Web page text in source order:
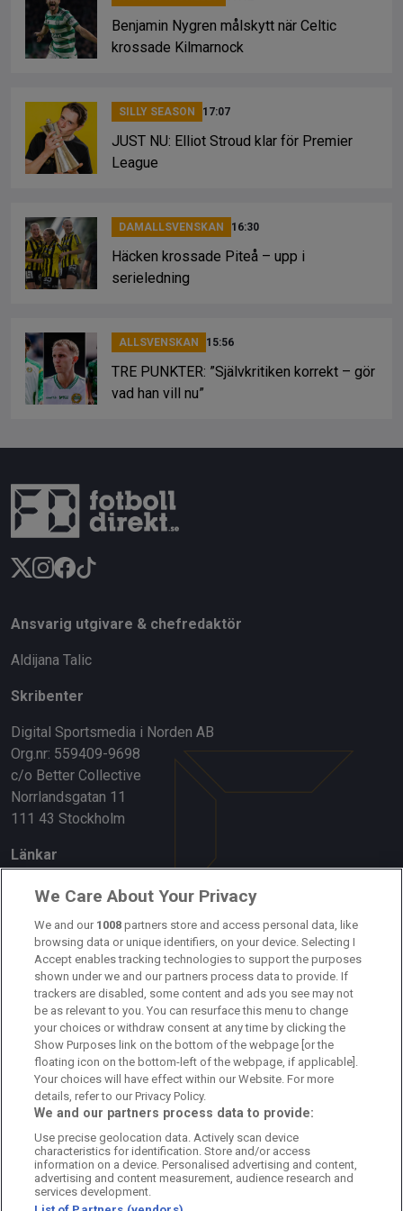
Benjamin Nygren målskytt när Celtic
krossade Kilmarnock
SILLY SEASON 17:07
JUST NU: Elliot Stroud klar för Premier
League
DAMALLSVENSKAN 16:30
Häcken krossade Piteå – upp i
serieledning
ALLSVENSKAN 15:56
TRE PUNKTER: ”Självkritiken korrekt – gör
vad han vill nu”
Ansvarig utgivare & chefredaktör
Aldijana Talic
Skribenter
Digital Sportsmedia i Norden AB
Org.nr: 559409-9698
c/o Better Collective
Norrlandsgatan 11
111 43 Stockholm
Länkar
Om oss
Kontakta oss
Kundtjänst
Sponsor: Rekatochklart
Annonsera på Fotbolldirekt
Redaktionell policy
Personuppgiftspolicy
Cookiepolicy
Arkiv
We Care About Your Privacy
We and our 1008 partners store and access personal data, like
browsing data or unique identifiers, on your device. Selecting I
Accept enables tracking technologies to support the purposes
shown under we and our partners process data to provide. If
trackers are disabled, some content and ads you see may not
be as relevant to you. You can resurface this menu to change
your choices or withdraw consent at any time by clicking the
Show Purposes link on the bottom of the webpage [or the
floating icon on the bottom-left of the webpage, if applicable].
Your choices will have effect within our Website. For more
details, refer to our Privacy Policy.
We and our partners process data to provide:
Use precise geolocation data. Actively scan device
characteristics for identification. Store and/or access
information on a device. Personalised advertising and content,
advertising and content measurement, audience research and
services development.